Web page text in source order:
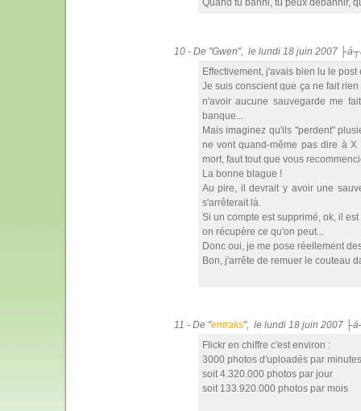
Quand tu banni, tu peux débannir,
10 - De "Gwen", le lundi 18 juin 2007
Effectivement, j'avais bien lu le
Je suis conscient que ça ne fait
n'avoir aucune sauvegarde me
banque...
Mais imaginez qu'ils "perdent"
ne vont quand-même pas dire à
mort, faut tout que vous
La bonne blague !
Au pire, il devrait y avoir une
s'arrêterait là.
Si un compte est supprimé, ok, il
on récupère ce qu'on peut...
Donc oui, je me pose réellement
Bon, j'arrête de remuer le couteau
11 - De "entraks", le lundi 18 juin 2007
Flickr en chiffre c'est environ :
3000 photos d'uploadés par minutes
soit 4.320.000 photos par jour
soit 133.920.000 photos par mois